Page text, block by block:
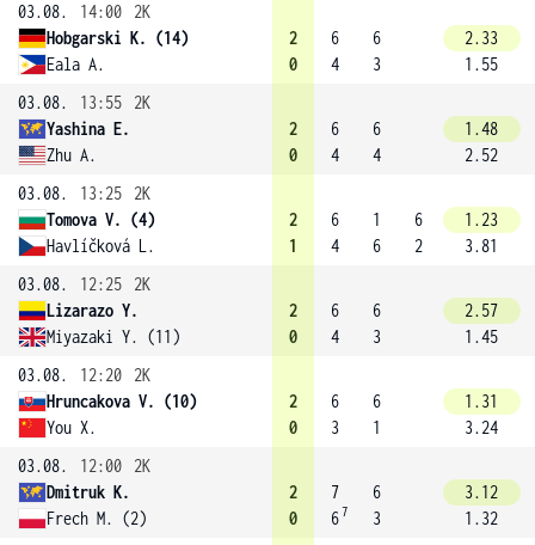
03.08.
14:00
2K
Hobgarski K. (14)
Eala A.
2
0
6
4
6
3
2.33
1.55
03.08.
13:55
2K
Yashina E.
Zhu A.
2
0
6
4
6
4
1.48
2.52
03.08.
13:25
2K
Tomova V. (4)
Havlíčková L.
2
1
6
4
1
6
6
2
1.23
3.81
03.08.
12:25
2K
Lizarazo Y.
Miyazaki Y. (11)
2
0
6
4
6
3
2.57
1.45
03.08.
12:20
2K
Hruncakova V. (10)
You X.
2
0
6
3
6
1
1.31
3.24
03.08.
12:00
2K
Dmitruk K.
Frech M. (2)
2
0
7
67
6
3
3.12
1.32